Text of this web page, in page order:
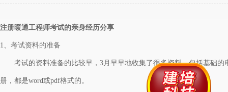
注册暖通工程师考试的亲身经历分享
1、考试资料的准备
考试的资料准备的比较早， 3月早早地收集了很多资料，包括基础
册，都是word或pdf格式的。